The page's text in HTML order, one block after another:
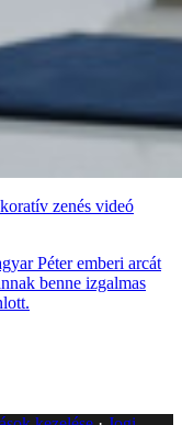
zenés videó
Péter emberi arcát
benne izgalmas